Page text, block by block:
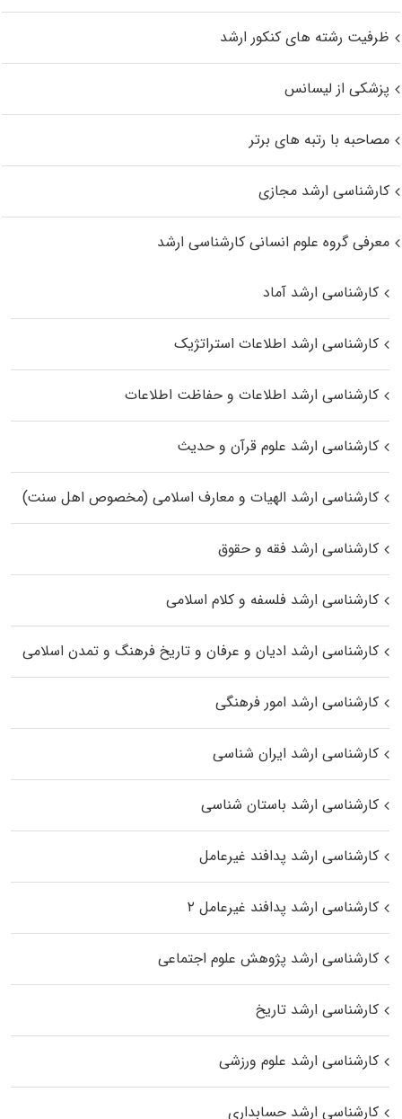
ظرفیت رشته های کنکور ارشد
پزشکی از لیسانس
مصاحبه با رتبه های برتر
کارشناسی ارشد مجازی
معرفی گروه علوم انسانی کارشناسی ارشد
کارشناسی ارشد آماد
کارشناسی ارشد اطلاعات استراتژیک
کارشناسی ارشد اطلاعات و حفاظت اطلاعات
کارشناسی ارشد علوم قرآن و حدیث
کارشناسی ارشد الهیات و معارف اسلامی (مخصوص اهل سنت)
کارشناسی ارشد فقه و حقوق
کارشناسی ارشد فلسفه و کلام اسلامی
کارشناسی ارشد ادیان و عرفان و تاریخ فرهنگ و تمدن اسلامی
کارشناسی ارشد امور فرهنگی
کارشناسی ارشد ایران شناسی
کارشناسی ارشد باستان شناسی
کارشناسی ارشد پدافند غیرعامل
کارشناسی ارشد پدافند غیرعامل ۲
کارشناسی ارشد پژوهش علوم اجتماعی
کارشناسی ارشد تاریخ
کارشناسی ارشد علوم ورزشی
کارشناسی ارشد حسابداری